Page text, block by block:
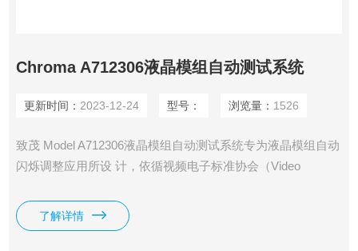
Chroma A712306液晶模组自动测试系统
更新时间： 2023-12-24 型号： 浏览量： 1526
致茂 Model A712306液晶模组自动测试系统专为液晶模组自动
闪烁调整应用所设 计，依循视频电子标准协会（Video
（Flicker Modulation Amplitude）量测方法进行
了解详情